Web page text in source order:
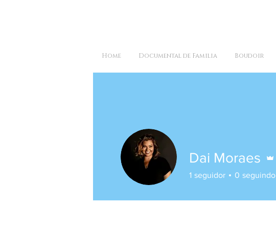
Home Documental de Familia Boudoir
Dai Moraes
1 seguidor 0 seguindo